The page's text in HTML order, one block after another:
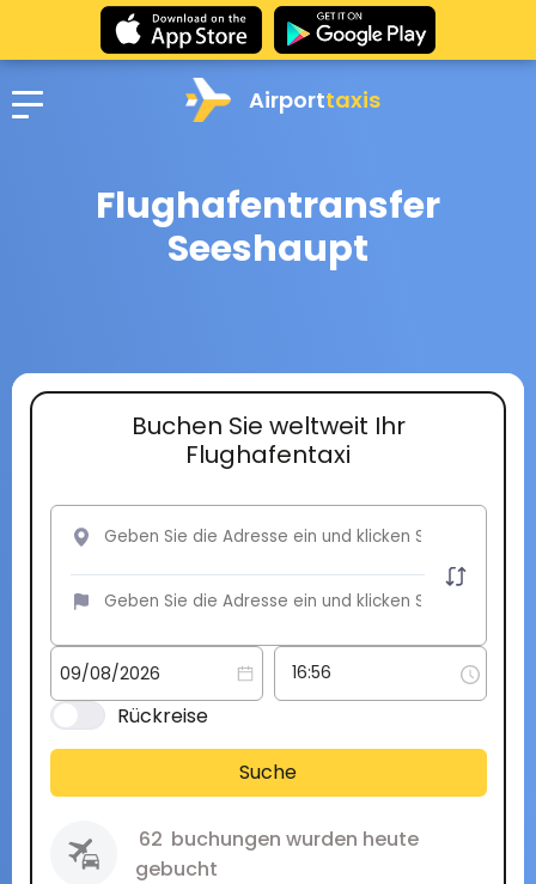
Airporttaxis
Flughafentransfer
Seeshaupt
Buchen Sie weltweit Ihr
Flughafentaxi
Rückreise
Suche
62 buchungen wurden heute
gebucht